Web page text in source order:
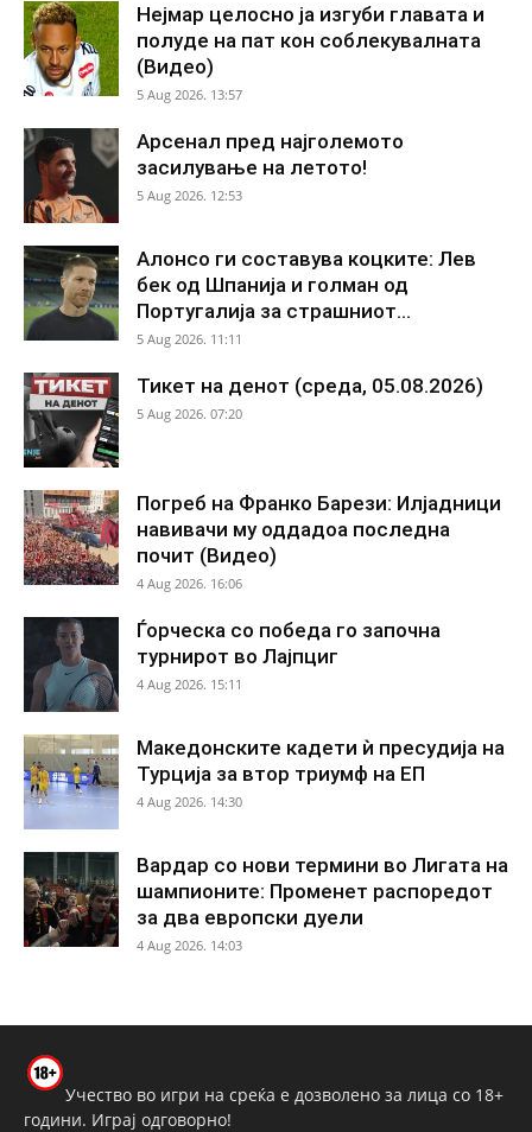
Нејмар целосно ја изгуби главата и
полуде на пат кон соблекувалната
(Видео)
5 Aug 2026. 13:57
Арсенал пред најголемото
засилување на летото!
5 Aug 2026. 12:53
Алонсо ги составува коцките: Лев
бек од Шпанија и голман од
Португалија за страшниот...
5 Aug 2026. 11:11
Тикет на денот (среда, 05.08.2026)
5 Aug 2026. 07:20
Погреб на Франко Барези: Илјадници
навивачи му оддадоа последна
почит (Видео)
4 Aug 2026. 16:06
Ѓорческа со победа го започна
турнирот во Лајпциг
4 Aug 2026. 15:11
Македонските кадети ѝ пресудија на
Турција за втор триумф на ЕП
4 Aug 2026. 14:30
Вардар со нови термини во Лигата на
шампионите: Променет распоредот
за два европски дуели
4 Aug 2026. 14:03
Учество во игри на среќа е дозволено за лица со 18+
години. Играј одговорно!